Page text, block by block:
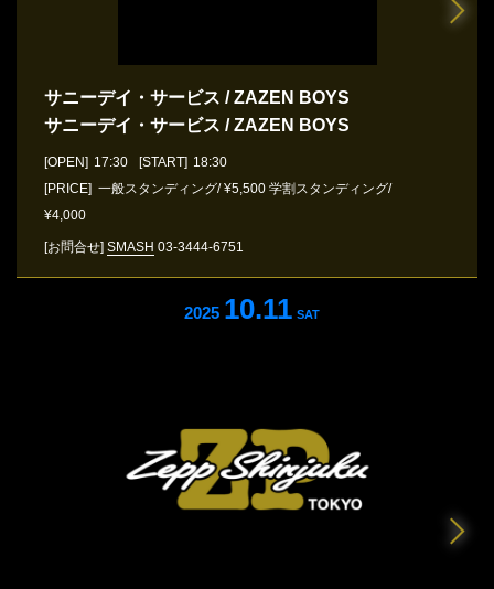
サニーデイ・サービス / ZAZEN BOYS
サニーデイ・サービス / ZAZEN BOYS
[OPEN] 17:30 [START] 18:30
[PRICE] 一般スタンディング/ ¥5,500 学割スタンディング/
¥4,000
[お問合せ] SMASH 03-3444-6751
2025 10.11 SAT